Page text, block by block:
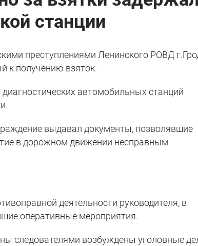
станции
преступлениями Ленинского РОВД
к получению взяток.
автомобильных станций
выдавал документы, позволявшие
в дорожном движении несправным
деятельности руководителя, в
оперативные мероприятия.
следователями возбуждены уголовные